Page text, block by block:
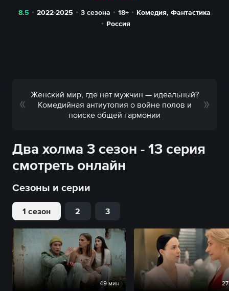
8.5 2022-2025 3 сезона 18+ Комедия,Фантастика
Россия
Женский мир, где нет мужчин — идеальный?
Комедийная антиутопия о войне полов и
поиске общей гармонии
Два холма 3 сезон - 13 серия
смотреть онлайн
Сезоны и серии
1 сезон 2 3
49 мин